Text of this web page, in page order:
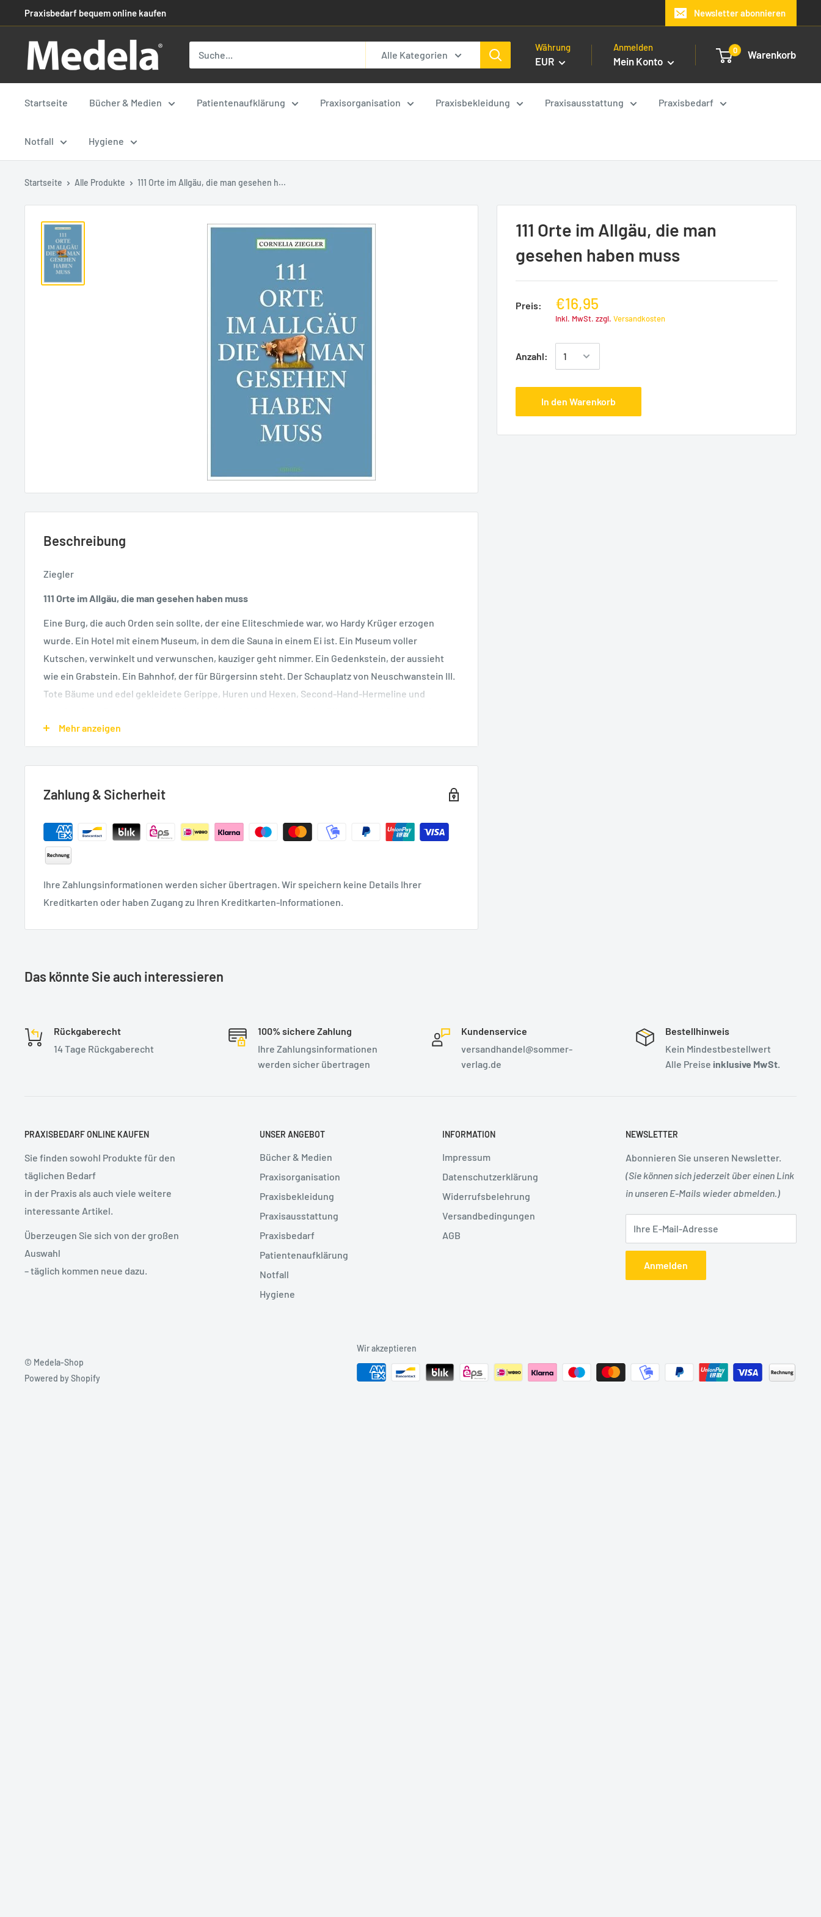
Praxisbedarf bequem online kaufen Newsletter abonnieren
Alle Kategorien
Währung
EUR
Anmelden
Mein Konto
0 Warenkorb
Startseite Bücher & Medien Patientenaufklärung Praxisorganisation Praxisbekleidung Praxisausstattung Praxisbedarf
Notfall Hygiene
Startseite Alle Produkte 111 Orte im Allgäu, die man gesehen h...
111 Orte im Allgäu, die man
gesehen haben muss
Preis: €16,95
Inkl. MwSt. zzgl.Versandkosten
Anzahl:
In den Warenkorb
Beschreibung
Ziegler
111 Orte im Allgäu, die man gesehen haben muss
Eine Burg, die auch Orden sein sollte, der eine Eliteschmiede war, wo Hardy Krüger erzogen
wurde. Ein Hotel mit einem Museum, in dem die Sauna in einem Ei ist. Ein Museum voller
Kutschen, verwinkelt und verwunschen, kauziger geht nimmer. Ein Gedenkstein, der aussieht
wie ein Grabstein. Ein Bahnhof, der für Bürgersinn steht. Der Schauplatz von Neuschwanstein III.
Tote Bäume und edel gekleidete Gerippe, Huren und Hexen, Second-Hand-Hermeline und
Einkaufszentren. Ungewöhnliche, skurrile Geschichten, die Cornelia Ziegler hier aus dem Hut
zaubert, in einer wunderbaren Sprache und mit viel Augenzwinkern.
5. überarb. Auflage 2021, 240 S., mit zahlr. Fotografien
Lieferzeit: ca. 3-5 Werktage
Mehr anzeigen
Zahlung & Sicherheit
Ihre Zahlungsinformationen werden sicher übertragen. Wir speichern keine Details Ihrer
Kreditkarten oder haben Zugang zu Ihren Kreditkarten-Informationen.
Das könnte Sie auch interessieren
Rückgaberecht
14 Tage Rückgaberecht
100% sichere Zahlung
Ihre Zahlungsinformationen
werden sicher übertragen
Kundenservice
versandhandel@sommer-
verlag.de
Bestellhinweis
Kein Mindestbestellwert
Alle Preise inklusive MwSt.
PRAXISBEDARF ONLINE KAUFEN
Sie finden sowohl Produkte für den
täglichen Bedarf
in der Praxis als auch viele weitere
interessante Artikel.
Überzeugen Sie sich von der großen
Auswahl
– täglich kommen neue dazu.
UNSER ANGEBOT
Bücher & Medien
Praxisorganisation
Praxisbekleidung
Praxisausstattung
Praxisbedarf
Patientenaufklärung
Notfall
Hygiene
INFORMATION
Impressum
Datenschutzerklärung
Widerrufsbelehrung
Versandbedingungen
AGB
NEWSLETTER
Abonnieren Sie unseren Newsletter.
(Sie können sich jederzeit über einen Link
in unseren E-Mails wieder abmelden.)
Ihre E-Mail-Adresse
Anmelden
© Medela-Shop
Powered by Shopify
Wir akzeptieren